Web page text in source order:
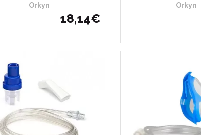
Orkyn
18,14€
Orkyn